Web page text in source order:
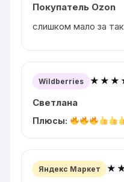
Покупатель Ozon
слишком мало за
Wildberries
Светлана
Плюсы:
Яндекс Маркет